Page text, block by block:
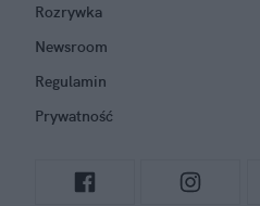
Rozrywka
Newsroom
Regulamin
Prywatność